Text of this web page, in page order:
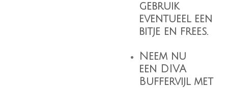
gebruik
eventueel een
bitje en frees.
Neem nu
een DIVA
Buffervijlmet